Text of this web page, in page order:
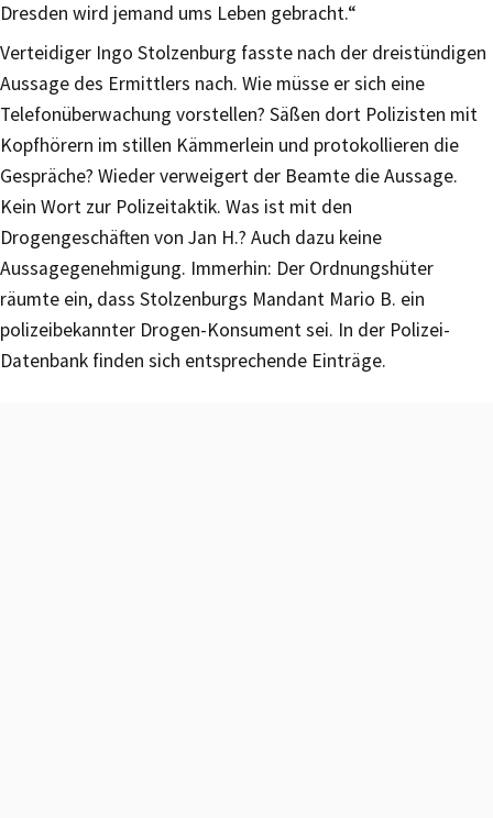
Dresden wird jemand ums Leben gebracht.“
Verteidiger Ingo Stolzenburg fasste nach der dreistündigen
Aussage des Ermittlers nach. Wie müsse er sich eine
Telefonüberwachung vorstellen? Säßen dort Polizisten mit
Kopfhörern im stillen Kämmerlein und protokollieren die
Gespräche? Wieder verweigert der Beamte die Aussage.
Kein Wort zur Polizeitaktik. Was ist mit den
Drogengeschäften von Jan H.? Auch dazu keine
Aussagegenehmigung. Immerhin: Der Ordnungshüter
räumte ein, dass Stolzenburgs Mandant Mario B. ein
polizeibekannter Drogen-Konsument sei. In der Polizei-
Datenbank finden sich entsprechende Einträge.